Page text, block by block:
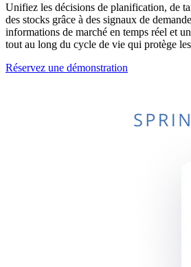
Unifiez les décisions de planification, de
des stocks grâce à des signaux de
informations de marché en temps réel et
tout au long du cycle de vie qui protège
Réservez une démonstration